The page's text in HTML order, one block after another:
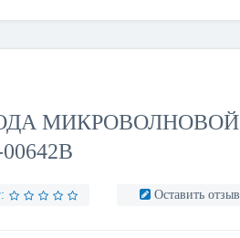
МИКРОВОЛНОВОЙ
Оставить отзыв